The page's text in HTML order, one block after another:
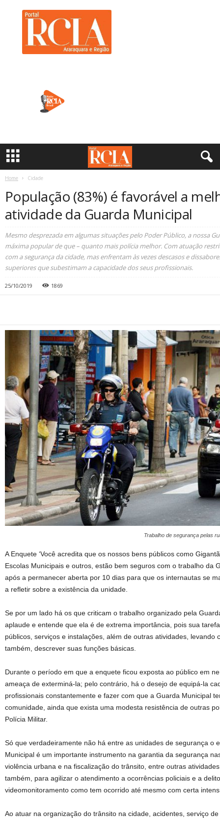
a
Home Cidade
População (83%) é favorável a
atividade da Guarda Municipal
Mesmo desprezada em algumas situações pelo Poder Público, a nossa
máxima popular de que – quanto mais polícia melhor. Com atuação
com a segurança da cidade, mas enfrentam às vezes descasos e
superiores que subestimam a capacidade dos seus profissionais.
25/10/2019 1869
Trabalho de segurança pelas
A Enquete ‘Você acredita que os nossos bens públicos como
Escolas Municipais e outros, estão bem seguros com o trabalho da
após a permanecer aberta por 10 dias para que os internautas se
a refletir sobre a existência da unidade.
Se por um lado há os que criticam o trabalho organizado pela
aplaude e entende que ela é de extrema importância, pois sua
públicos, serviços e instalações, além de outras atividades, levando
também, descrever suas funções básicas.
Durante o período em que a enquete ficou exposta ao público em
ameaça de exterminá-la; pelo contrário, há o desejo de equipá-la
profissionais constantemente e fazer com que a Guarda Municipal
comunidade, ainda que exista uma modesta resistência de outras
Polícia Militar.
Só que verdadeiramente não há entre as unidades de segurança o
Municipal é um importante instrumento na garantia da segurança
violência urbana e na fiscalização do trânsito, entre outras
também, para agilizar o atendimento a ocorrências policiais e a
videomonitoramento como tem ocorrido até mesmo com certa
Ao atuar na organização do trânsito na cidade, acidentes, serviço